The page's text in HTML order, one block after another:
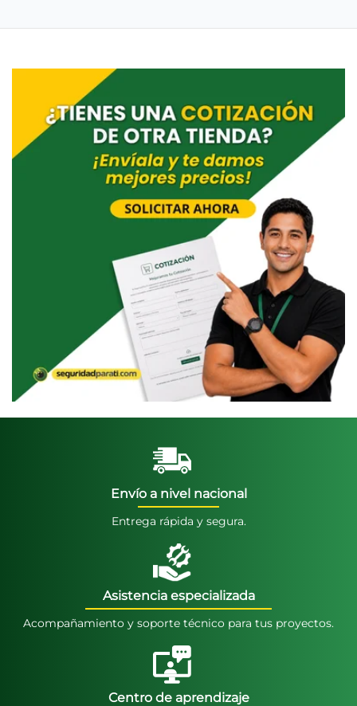
Envío a nivel nacional
Entrega rápida y segura.
Asistencia especializada
Acompañamiento y soporte técnico para tus proyectos.
Centro de aprendizaje